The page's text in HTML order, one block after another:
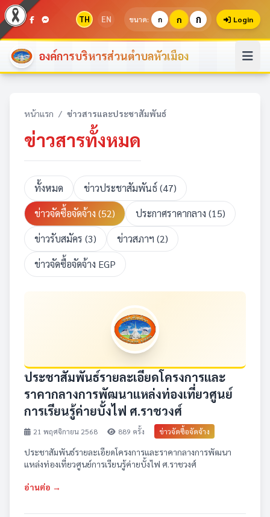
TH EN ขนาด: ก ก ก Login
องค์การบริหารส่วนตำบลหัวเมือง
หน้าแรก / ข่าวสารและประชาสัมพันธ์
ข่าวสารทั้งหมด
ทั้งหมด
ข่าวประชาสัมพันธ์ (47)
ข่าวจัดซื้อจัดจ้าง (52)
ประกาศราคากลาง (15)
ข่าวรับสมัคร (3)
ข่าวสภาฯ (2)
ข่าวจัดซื้อจัดจ้าง EGP
ประชาสัมพันธ์รายละเอียดโครงการและ
ราคากลางการพัฒนาแหล่งท่องเที่ยวศูนย์
การเรียนรู้ค่ายบั้งไฟ ศ.ราชวงศ์
21 พฤศจิกายน 2568 889 ครั้ง ข่าวจัดซื้อจัดจ้าง
ประชาสัมพันธ์รายละเอียดโครงการและราคากลางการพัฒนา
แหล่งท่องเที่ยวศูนย์การเรียนรู้ค่ายบั้งไฟ ศ.ราชวงศ์
อ่านต่อ →